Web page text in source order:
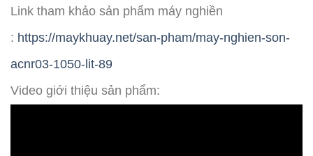
Link tham khảo sản phẩm máy nghiền
: https://maykhuay.net/san-pham/may-nghien-son-
acnr03-1050-lit-89
Video giới thiệu sản phẩm: